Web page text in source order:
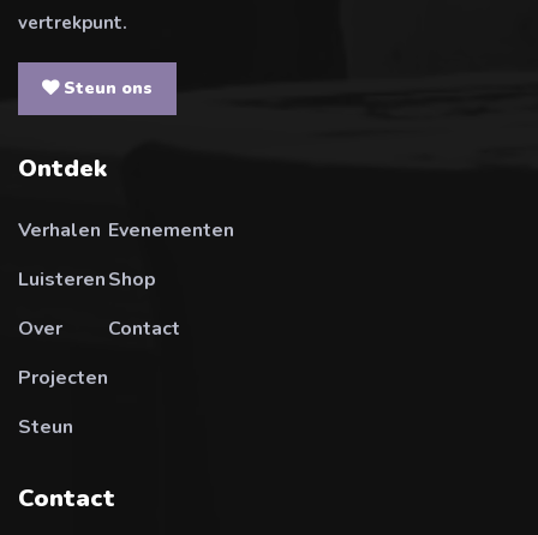
vertrekpunt.
Steun ons
Ontdek
Verhalen
Luisteren
Over
Projecten
Steun
Evenementen
Shop
Contact
Contact